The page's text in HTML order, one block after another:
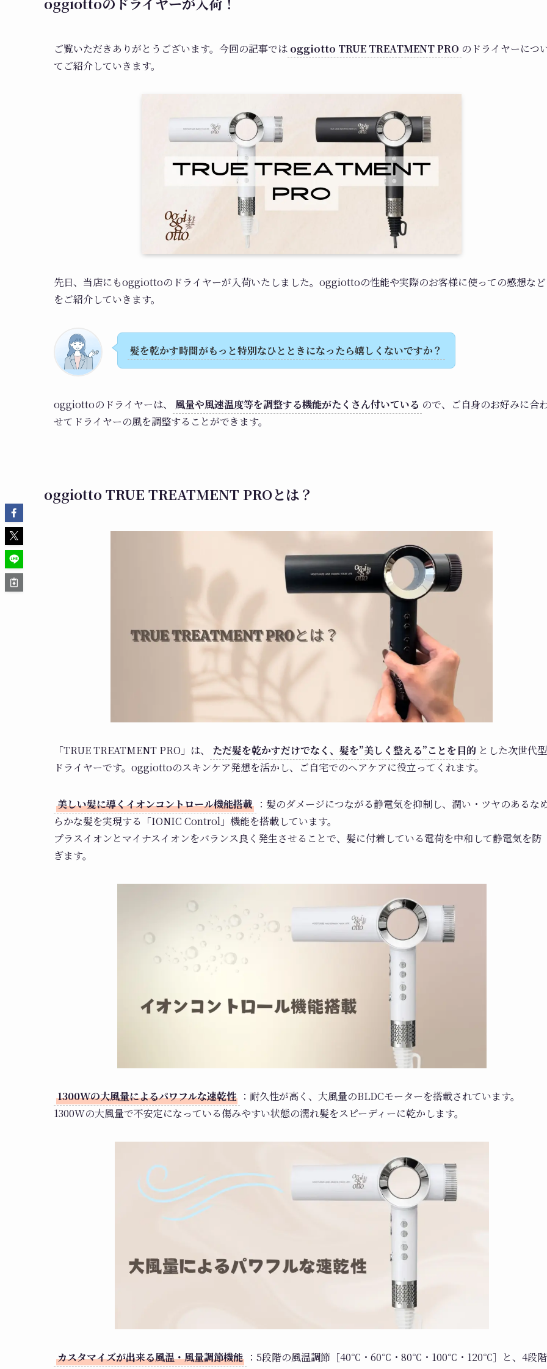
ご覧いただきありがとうございます。今回の記事では oggiotto TRUE TREATMENT PRO のドライヤーにつ
てご紹介していきます。
先日、当店にもoggiottoのドライヤーが入荷いたしました。oggiottoの性能や実際のお客様に使っての感想など
をご紹介していきます。
髪を乾かす時間がもっと特別なひとときになったら嬉しくないですか？
oggiottoのドライヤーは、 風量や風速温度等を調整する機能がたくさん付いている ので、ご自身のお好みに合
せてドライヤーの風を調整することができます。
oggiotto TRUE TREATMENT PROとは？
「TRUE TREATMENT PRO」は、 ただ髪を乾かすだけでなく、髪を”美しく整える”ことを目的 とした次世代型
ドライヤーです。oggiottoのスキンケア発想を活かし、ご自宅でのヘアケアに役立ってくれます。
美しい髪に導くイオンコントロール機能搭載 ：髪のダメージにつながる静電気を抑制し、潤い・ツヤのあるな
らかな髪を実現する「IONIC Control」機能を搭載しています。
プラスイオンとマイナスイオンをバランス良く発生させることで、髪に付着している電荷を中和して静電気を防
ぎます。
1300Wの大風量によるパワフルな速乾性 ：耐久性が高く、大風量のBLDCモーターを搭載されています。
1300Wの大風量で不安定になっている傷みやすい状態の濡れ髪をスピーディーに乾かします。
カスタマイズが出来る風温・風量調節機能 ：5段階の風温調節［40℃・60℃・80℃・100℃・120℃］と、4段階